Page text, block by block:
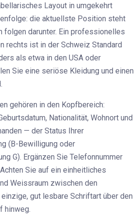
Layout in umgekehrt
die aktuellste Position steht
folgen darunter. Ein professionelles
rechts ist in der Schweiz Standard
als etwa in den USA oder
Sie eine seriöse Kleidung und einen
gehören in den Kopfbereich:
Nationalität, Wohnort und
— der Status Ihrer
(B-Bewilligung oder
G). Ergänzen Sie Telefonnummer
Sie auf ein einheitliches
Weissraum zwischen den
gut lesbare Schriftart über den
hinweg.